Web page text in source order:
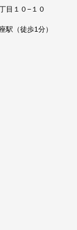
目１０−１０
駅（徒歩1分）